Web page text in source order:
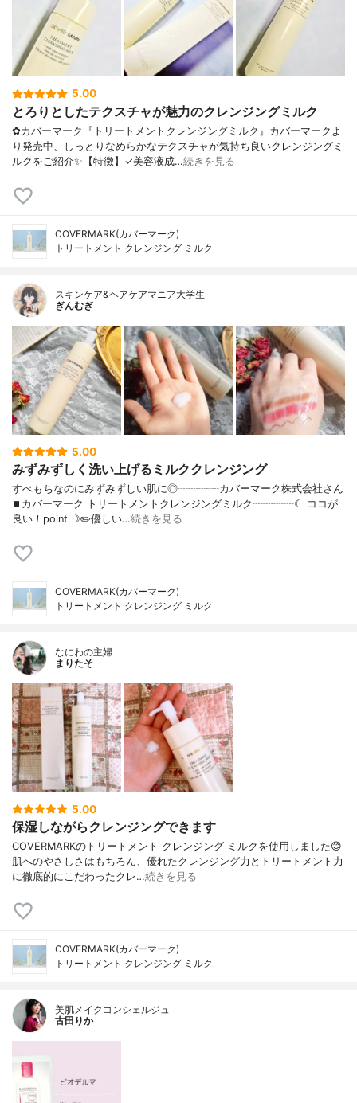
5.00
とろりとしたテクスチャが魅力のクレンジングミルク
✿カバーマーク『トリートメントクレンジングミルク』カバーマークよ
り発売中、しっとりなめらかなテクスチャが気持ち良いクレンジングミ
ルクをご紹介✨【特徴】✓美容液成…続きを見る
COVERMARK(カバーマーク)
トリートメント クレンジング ミルク
スキンケア&ヘアケアマニア大学生
ぎんむぎ
5.00
みずみずしく洗い上げるミルククレンジング
すべもちなのにみずみずしい肌に◎┈┈┈┈カバーマーク株式会社さん
⏹カバーマーク トリートメントクレンジングミルク┈┈┈┈☾ ココが
良い！point ☽✏️優しい…続きを見る
COVERMARK(カバーマーク)
トリートメント クレンジング ミルク
なにわの主婦
まりたそ
5.00
保湿しながらクレンジングできます
COVERMARKのトリートメント クレンジング ミルクを使用しました😊
肌へのやさしさはもちろん、優れたクレンジング力とトリートメント力
に徹底的にこだわったクレ…続きを見る
COVERMARK(カバーマーク)
トリートメント クレンジング ミルク
美肌メイクコンシェルジュ
古田りか